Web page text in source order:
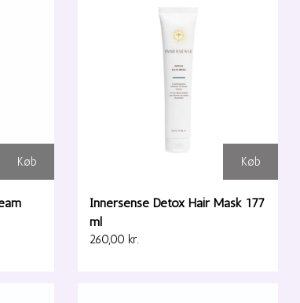
Køb Køb
Innersense Detox Hair Mask 177
ml
260,00 kr.